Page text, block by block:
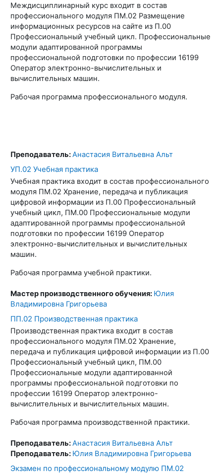
Междисциплинарный курс входит в состав
профессионального модуля ПМ.02 Размещение
информационных ресурсов на сайте из П.00
Профессиональный учебный цикл. Профессиональные
модули адаптированной программы
профессиональной подготовки по профессии 16199
Оператор электронно-вычислительных и
вычислительных машин.
Рабочая программа профессионального модуля.
Преподаватель:Анастасия Витальевна Альт
УП.02 Учебная практика
Учебная практика входит в состав профессионального
модуля ПМ.02 Хранение, передача и публикация
цифровой информации из П.00 Профессиональный
учебный цикл, ПМ.00 Профессиональные модули
адаптированной программы профессиональной
подготовки по профессии 16199 Оператор
электронно-вычислительных и вычислительных
машин.
Рабочая программа учебной практики.
Мастер производственного обучения: Юлия
Владимировна Григорьева
ПП.02 Производственная практика
Производственная практика входит в состав
профессионального модуля ПМ.02 Хранение,
передача и публикация цифровой информации из П.00
Профессиональный учебный цикл, ПМ.00
Профессиональные модули адаптированной
программы профессиональной подготовки по
профессии 16199 Оператор электронно-
вычислительных и вычислительных машин.
Рабочая программа производственной практики.
Преподаватель:Анастасия Витальевна Альт
Преподаватель: Юлия Владимировна Григорьева
Экзамен по профессиональному модулю ПМ.02